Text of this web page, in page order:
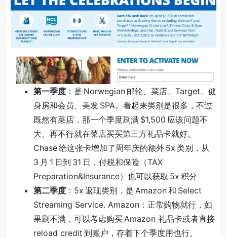
第一季度 ：是 Norwegian 邮轮、菜店、Target、健
身房和会员、美发 SPA。看起来类别是很多，不过
既然有菜店，那一个季度刷满 $1,500 应该问题不
大。再不行就在菜店买买第三方礼品卡就好。
Chase 给这张卡增加了周年庆的额外 5x 类别，从
3 月 1 日到 31 日，付税和保险（TAX
Preparation&Insurance）也可以获取 5x 积分
第二季度 ：5x 返现类别，是 Amazon 和 Select
Streaming Service. Amazon：正常购物就行，如
果刷不满，可以考虑购买 Amazon 礼品卡或者直接
reload credit 到账户，存着下个季度用也行。